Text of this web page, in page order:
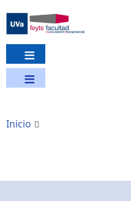
contenido
principal
Inicio